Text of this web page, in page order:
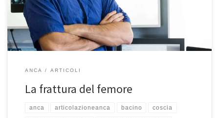
violenta dall’alto a differenza […]
ANCA ARTICOLI
La frattura del femore
anca articolazioneanca bacino coscia